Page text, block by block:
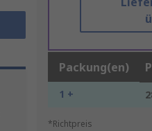
Packung(en)
1 +
*Richtpreis